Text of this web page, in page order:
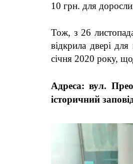
10 грн. для
Тож, з 26
відкрила двері
січня 2020 року,
Адреса: вул.
історичний